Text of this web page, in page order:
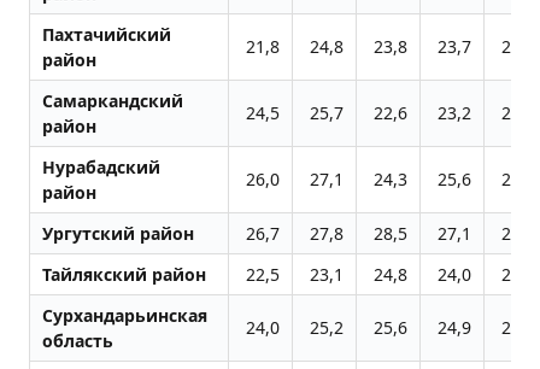
Пахтачийский
район
21,8 24,8 23,8 23,7 23,6
Самаркандский
район
24,5 25,7 22,6 23,2 22,6
Нурабадский
район
26,0 27,1 24,3 25,6 24,6
Ургутский район 26,7 27,8 28,5 27,1
27,5
Тайлякский район
22,5 23,1 24,8 24,0
22,3
Сурхандарьинская
область
24,0 25,2 25,6 24,9 25,1